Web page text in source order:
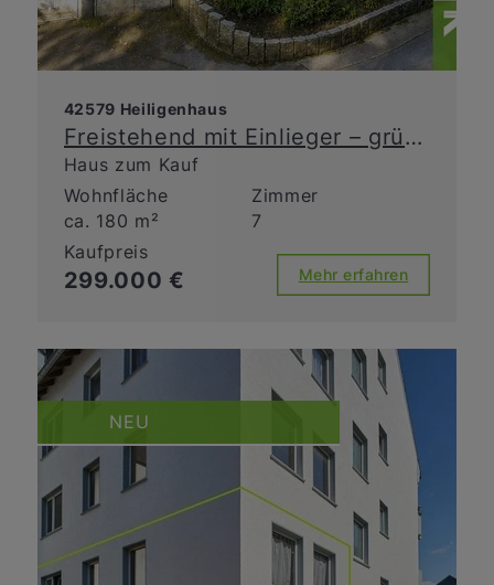
42579 Heiligenhaus
Freistehend mit Einlieger – grüne Idylle in zentraler Lage
Haus zum Kauf
Wohnfläche
ca. 180 m²
Zimmer
7
Kaufpreis
299.000 € Mehr erfahren
NEU